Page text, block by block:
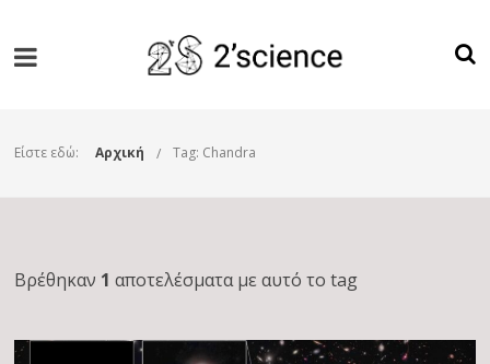
Είστε εδώ: Αρχική Tag: Chandra
Βρέθηκαν 1 αποτελέσματα με αυτό το tag